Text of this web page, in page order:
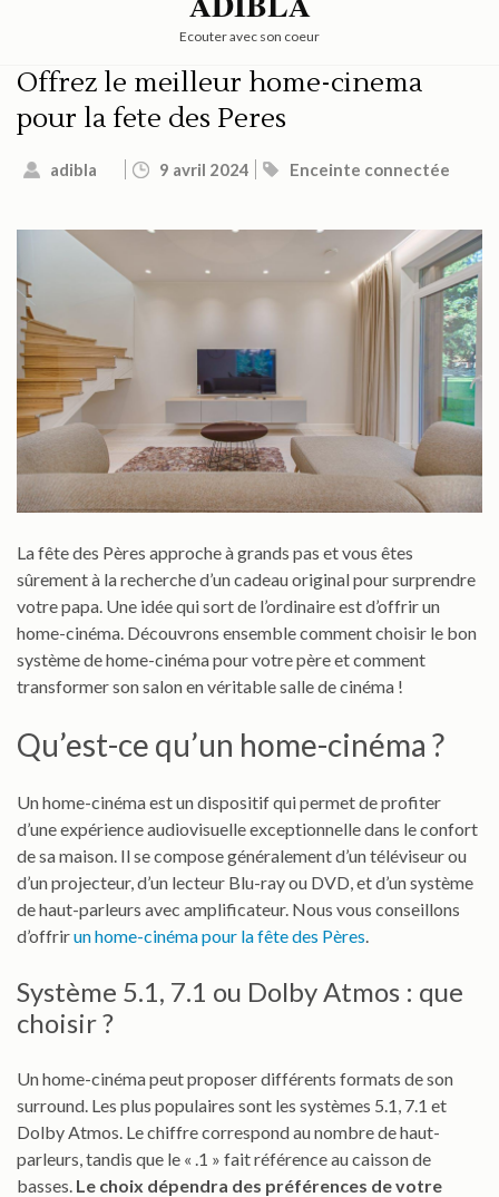
Ecouter avec son coeur
Offrez le meilleur home-cinema
pour la fete des Peres
adibla 9 avril 2024 Enceinte connectée
La fête des Pères approche à grands pas et vous êtes
sûrement à la recherche d’un cadeau original pour surprendre
votre papa. Une idée qui sort de l’ordinaire est d’offrir un
home-cinéma. Découvrons ensemble comment choisir le bon
système de home-cinéma pour votre père et comment
transformer son salon en véritable salle de cinéma !
Qu’est-ce qu’un home-cinéma ?
Un home-cinéma est un dispositif qui permet de profiter
d’une expérience audiovisuelle exceptionnelle dans le confort
de sa maison. Il se compose généralement d’un téléviseur ou
d’un projecteur, d’un lecteur Blu-ray ou DVD, et d’un système
de haut-parleurs avec amplificateur. Nous vous conseillons
d’offrirun home-cinéma pour la fête des Pères
Système 5.1, 7.1 ou Dolby Atmos : que
choisir ?
Un home-cinéma peut proposer différents formats de son
surround. Les plus populaires sont les systèmes 5.1, 7.1 et
Dolby Atmos. Le chiffre correspond au nombre de haut-
parleurs, tandis que le « .1 » fait référence au caisson de
basses. Le choix dépendra des préférences de votre